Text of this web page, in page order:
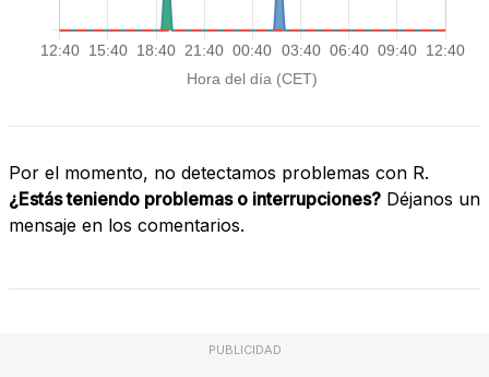
Por el momento, no detectamos problemas con R.
¿Estás teniendo problemas o interrupciones? Déjanos un
mensaje en los comentarios.
PUBLICIDAD